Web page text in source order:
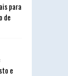
para
de
e